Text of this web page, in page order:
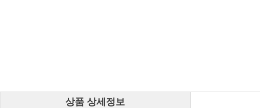
상품 상세정보